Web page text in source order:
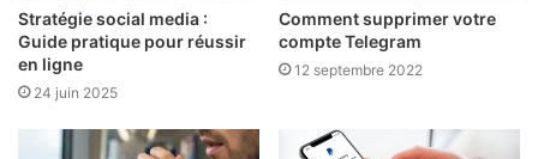
Stratégie social media :
Guide pratique pour réussir
en ligne
24 juin 2025
Comment supprimer votre
compte Telegram
12 septembre 2022